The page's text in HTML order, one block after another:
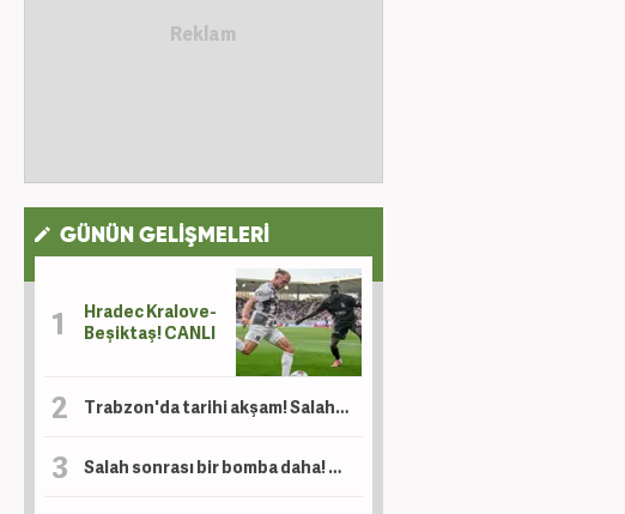
GÜNÜN GELİŞMELERİ
Hradec Kralove-
Beşiktaş! CANLI
Trabzon'da tarihi akşam! Salah binlerce kişinin önünde imza atıyor
Salah sonrası bir bomba daha! Trabzonspor'dan Lukaku hamlesi